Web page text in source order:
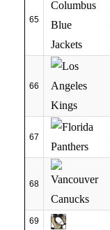
65
66
67
68
69